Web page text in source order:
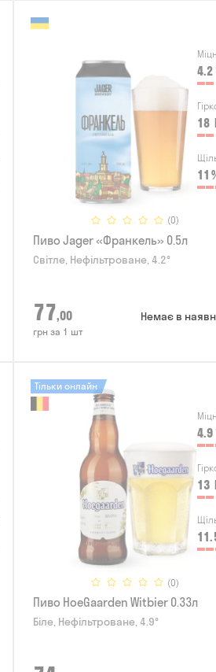
4.2
18
11
(0)
Пиво Jager «Франкель» 0.5л
Світле, Нефільтроване, 4.2°
77,00
грн за 1 шт
Немає в
4.9
13
(0)
Тільки онлайн
Пиво HoeGaarden Witbier 0.33л
Біле, Нефільтроване, 4.9°